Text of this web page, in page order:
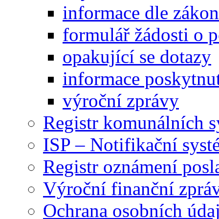
informace dle
formulář žádosti o
opakující se dotazy
informace
výroční zprávy
Registr komunálních
ISP – Notifikační
Registr oznámení
Výroční finanční
Ochrana osobních